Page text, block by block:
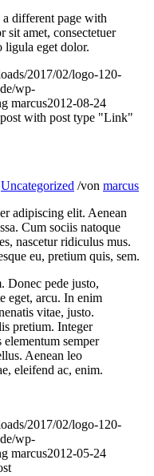
different page with
sit amet, consectetuer
ligula eget dolor.
2017/02/logo-120-
wp-
marcus2012-08-24
with post type "Link"
Uncategorized /von marcus
adipiscing elit. Aenean
Cum sociis natoque
nascetur ridiculus mus.
eu, pretium quis, sem.
Donec pede justo,
eget, arcu. In enim
vitae, justo.
pretium. Integer
semper
Aenean leo
eleifend ac, enim.
2017/02/logo-120-
wp-
marcus2012-05-24